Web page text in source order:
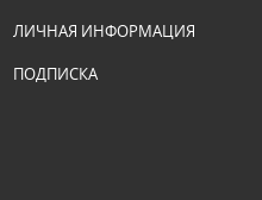
ЛИЧНАЯ ИНФОРМАЦИЯ
ПОДПИСКА